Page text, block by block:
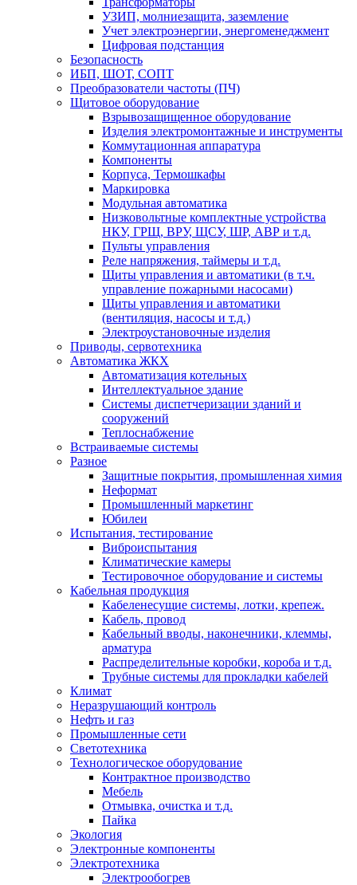
УЗИП, молниезащита, заземление
Учет электроэнергии, энергоменеджмент
Цифровая подстанция
Безопасность
ИБП, ШОТ, СОПТ
Преобразователи частоты (ПЧ)
Щитовое оборудование
Взрывозащищенное оборудование
Изделия электромонтажные и инструменты
Коммутационная аппаратура
Компоненты
Корпуса, Термошкафы
Маркировка
Модульная автоматика
Низковольтные комплектные устройства
НКУ, ГРЩ, ВРУ, ЩСУ, ШР, АВР и т.д.
Пульты управления
Реле напряжения, таймеры и т.д.
Щиты управления и автоматики (в т.ч.
управление пожарными насосами)
Щиты управления и автоматики
(вентиляция, насосы и т.д.)
Электроустановочные изделия
Приводы, сервотехника
Автоматика ЖКХ
Автоматизация котельных
Интеллектуальное здание
Системы диспетчеризации зданий и
сооружений
Теплоснабжение
Встраиваемые системы
Разное
Защитные покрытия, промышленная химия
Неформат
Промышленный маркетинг
Юбилеи
Испытания, тестирование
Виброиспытания
Климатические камеры
Тестировочное оборудование и системы
Кабельная продукция
Кабеленесущие системы, лотки, крепеж.
Кабель, провод
Кабельный вводы, наконечники, клеммы,
арматура
Распределительные коробки, короба и т.д.
Трубные системы для прокладки кабелей
Климат
Неразрушающий контроль
Нефть и газ
Промышленные сети
Светотехника
Технологическое оборудование
Контрактное производство
Мебель
Отмывка, очистка и т.д.
Пайка
Экология
Электронные компоненты
Электротехника
Электрообогрев